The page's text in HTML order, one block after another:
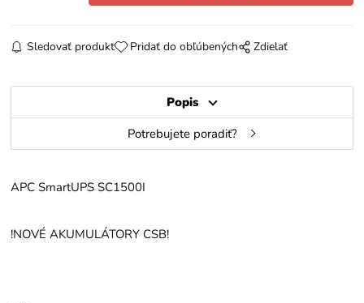
Sledovať produkt Pridať do obľúbených Zdielať
Popis
Potrebujete poradiť?
APC SmartUPS SC1500I
!NOVÉ AKUMULÁTORY CSB!